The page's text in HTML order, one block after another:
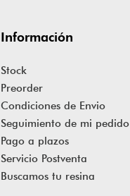
Información
Stock
Preorder
Condiciones de Envio
Seguimiento de mi pedido
Pago a plazos
Servicio Postventa
Buscamos tu resina